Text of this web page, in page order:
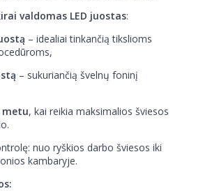
valdomas LED juostas:
– idealiai tinkančią tikslioms
– sukuriančią švelnų foninį
metu, kai reikia maksimalios šviesos
nuo ryškios darbo šviesos iki
kambaryje.